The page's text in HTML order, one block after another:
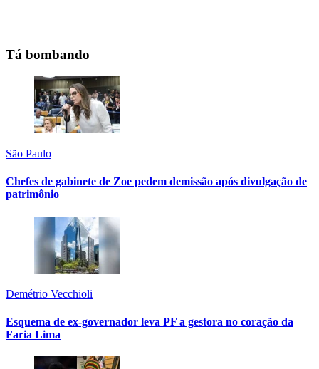
Tá bombando
São Paulo
Chefes de gabinete de Zoe pedem demissão após divulgação de
patrimônio
Demétrio Vecchioli
Esquema de ex-governador leva PF a gestora no coração da
Faria Lima